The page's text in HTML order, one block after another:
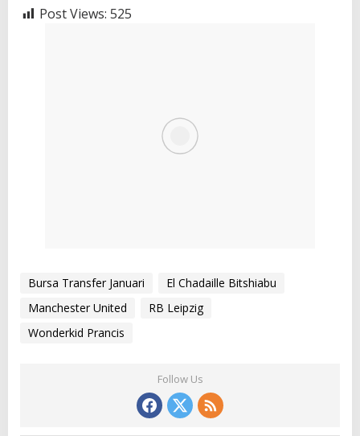
Post Views: 525
Bursa Transfer Januari
El Chadaille Bitshiabu
Manchester United
RB Leipzig
Wonderkid Prancis
Follow Us